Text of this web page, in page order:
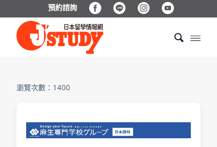
預約諮詢
瀏覽次數：1400